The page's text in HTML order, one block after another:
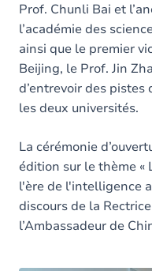
Prof. Chunli Bai et
l’académie des
ainsi que le premier
Beijing, le Prof. Jin
d’entrevoir des
les deux universités.
La cérémonie
édition sur le thème «
l'ère de l'intelligence
discours de la
l’Ambassadeur de